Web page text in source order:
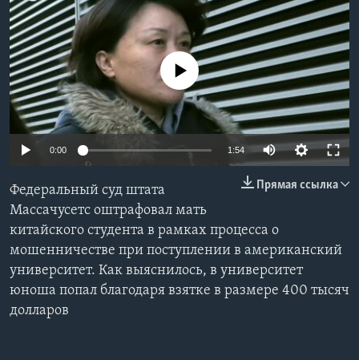
Learning English
СОЦИАЛЬНЫЕ СЕТИ
Языки
No media source currently available
0:00 1:54
Прямая ссылка
Федеральный суд штата
Массачусетс оштрафовал мать
китайского студента в рамках процесса о
мошенничестве при поступлении в американский
университет. Как выяснилось, в университет
юноша попал благодаря взятке в размере 400 тысяч
долларов